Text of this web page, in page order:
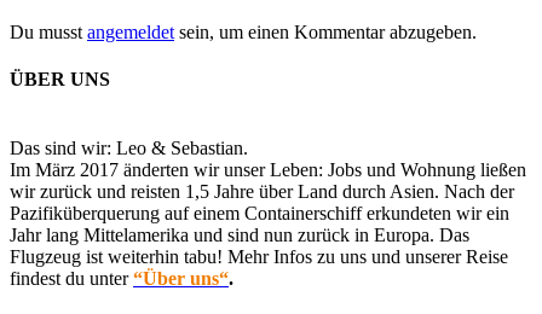
Du musst angemeldet sein, um einen Kommentar abzugeben.
ÜBER UNS
Das sind wir: Leo & Sebastian.
Im März 2017 änderten wir unser Leben: Jobs und Wohnung ließen
wir zurück und reisten 1,5 Jahre über Land durch Asien. Nach der
Pazifiküberquerung auf einem Containerschiff erkundeten wir ein
Jahr lang Mittelamerika und sind nun zurück in Europa. Das
Flugzeug ist weiterhin tabu! Mehr Infos zu uns und unserer Reise
findest du unter“Über uns“.